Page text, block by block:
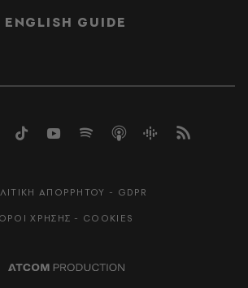
ENGLISH GUIDE
ΑΠΟΡΡΗΤΟΥ - GDPR
ΟΡΟΙ ΧΡΗΣΗΣ - COOKIES